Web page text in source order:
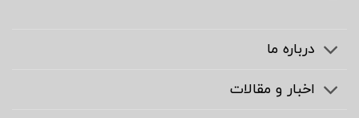
درباره ما
اخبار و مقالات